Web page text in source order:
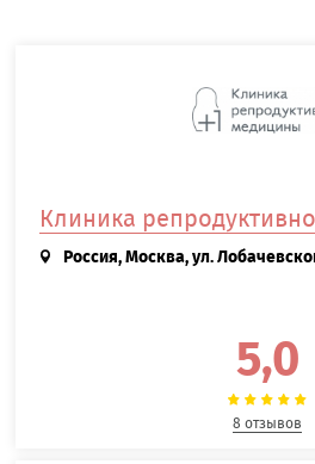
Клиника
Россия, Москва, ул.
5,0
8 отзывов